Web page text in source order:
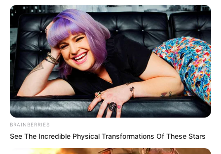
Nama Panggilan: Bobby
Tempat, Tanggal Lahir: Jakarta, Indonesia, 25 Juni 1989
Kewarganegaraan: Indonesia
Agama: Kristen
Profesi: Aktor, DJ
Hobi: Bemain Musik
Facebook: –
X: –
@bobbysamuell
BRAINBERRIES
See The Incredible Physical Transformations Of These Stars